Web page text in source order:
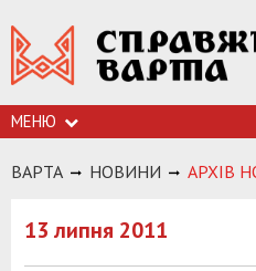
МЕНЮ
ВАРТА НОВИНИ АРХIВ
13 липня 2011